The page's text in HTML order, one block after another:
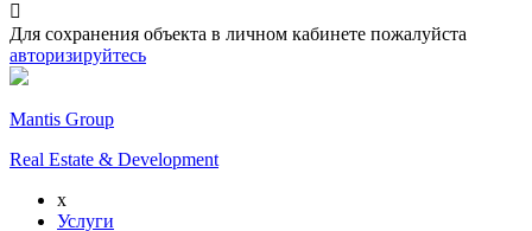

Для сохранения объекта в личном кабинете пожалуйста
авторизируйтесь
Mantis Group
Real Estate & Development
x
Услуги